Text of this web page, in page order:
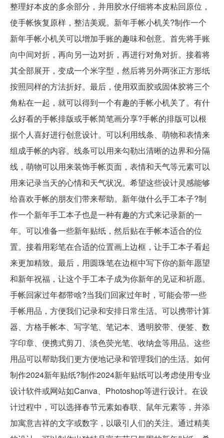
整理好本皮的多余部分，并用胶水仔细将本皮粘回原位，
使手帐恢复原样，整洁美观。新年手帐小机关?制作一个
新年手帐小机关可以增加手账的趣味和创意。首先将手账
向中间对折，再向另一边对折，再进行对角对折。接着将
其全部展开，变成一个米字型，然后将另外两张正方形纸
按照同样的方法折好。最后，使用双面胶或固体胶将三个
角粘在一起，就可以得到一个有趣的手帐小机关了。有什
么好看的手帐排版或手帐简笔画分享?手帐的排版可以根
据个人喜好进行创意设计。可以利用线条、萌物和表情来
组成手帐的内容。线条可以用来勾勒出清晰的边界和分隔
线，萌物可以用来装饰手帐页面，表情和天气等元素可以
用来记录当天的心情和天气状况。希望这些设计灵感能够
给喜欢手帐的朋友们带来帮助。新年做什么手工本子?制
作一个新年手工本子也是一种有趣的方式来记录新的一
年。可以准备一些新年贴纸，然后贴在手帐本适合的位
置。接着用彩笔在合适的位置画上边框，让手工本子看起
来更加精致。最后，用圆珠笔在边框中写下你的新年愿望
和新年祝福，让这个手工本子成为你新年的见证和祈愿。
手帐回家过年都带啥?当我们回家过年时，可能会带一些
手帐用品，方便我们记录和安排日常生活。可以携带计算
器、方格手帐本、写字笔、笔记本、透明胶带、便签、数
字印章、便携式剪刀、淡色荧光笔、收纳盒等用品。这些
用品可以帮助我们更方便地记录和管理我们的生活。如何
制作2024新年贴纸?制作2024新年贴纸可以考虑使用专业
设计软件或网站如Canva、Photoshop等进行设计。在设
计过程中，可以选择春节元素如春联、鼠年元素等，并添
加寓意吉祥的文字或数字，以吸引人们的关注。通过精美